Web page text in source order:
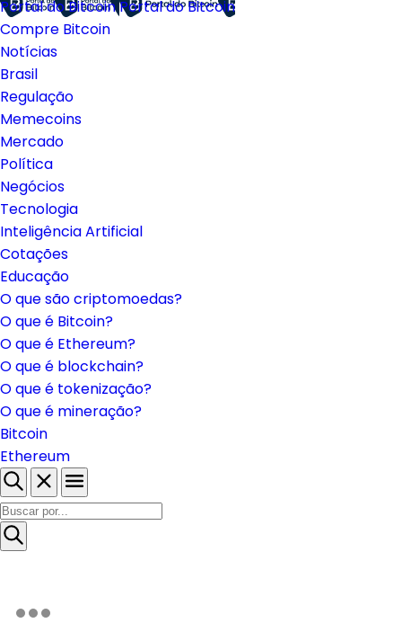
Portal do BitcoinPortal do Bitcoin
Compre Bitcoin
Notícias
Brasil
Regulação
Memecoins
Mercado
Política
Negócios
Tecnologia
Inteligência Artificial
Cotações
Educação
O que são criptomoedas?
O que é Bitcoin?
O que é Ethereum?
O que é blockchain?
O que é tokenização?
O que é mineração?
Bitcoin
Ethereum